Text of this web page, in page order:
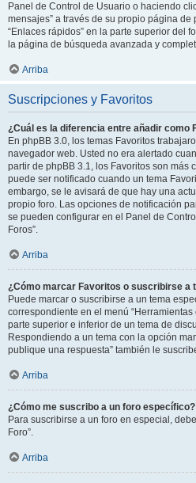
Panel de Control de Usuario o haciendo
mensajes” a través de su propio página
“Enlaces rápidos” en la parte superior del
la página de búsqueda avanzada y
Arriba
Suscripciones y Favoritos
¿Cuál es la diferencia entre añadir como
En phpBB 3.0, los temas Favoritos
navegador web. Usted no era alertado
partir de phpBB 3.1, los Favoritos son más
puede ser notificado cuando un tema
embargo, se le avisará de que hay una
propio foro. Las opciones de notificación
se pueden configurar en el Panel de
Foros”.
Arriba
¿Cómo marcar Favoritos o suscribirse a
Puede marcar o suscribirse a un tema
correspondiente en el menú
parte superior e inferior de un tema de
Respondiendo a un tema con la opción
publique una respuesta” también le
Arriba
¿Cómo me suscribo a un foro específico?
Para suscribirse a un foro en especial,
Foro”.
Arriba